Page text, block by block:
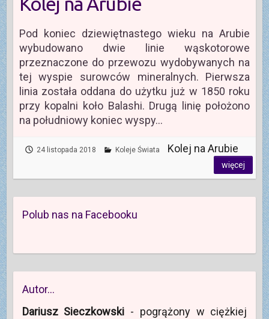
Pod koniec dziewiętnastego wieku na Arubie
wybudowano dwie linie wąskotorowe
przeznaczone do przewozu wydobywanych na
tej wyspie surowców mineralnych. Pierwsza
linia została oddana do użytku już w 1850 roku
przy kopalni koło Balashi. Drugą linię położono
na południowy koniec wyspy…
24 listopada 2018 Koleje Świata Kolej na Arubie
więcej
Polub nas na Facebooku
Autor…
Dariusz Sieczkowski - pogrążony w ciężkiej